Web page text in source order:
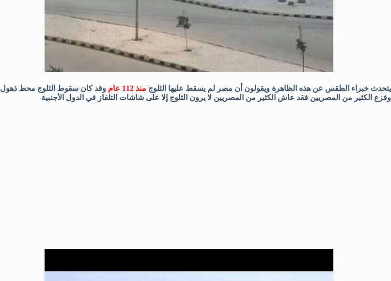
يتحدث خبراء الطقس عن هذه الظاهرة ويقولون أن مصر لم يسقط عليها الثلوج منذ 112 عام وقد كان سقوط الثلوج محط ذهول
وفزع الكثير من المصريين فقد عاش الكثير من المصريين لا يرون الثلوج إلا على شاشات التلفاز في الدول الأجنبية